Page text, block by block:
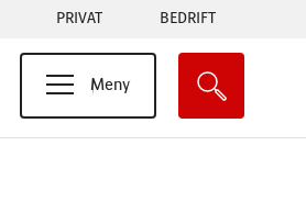
Tabs
menu
PRIVAT BEDRIFT
Meny